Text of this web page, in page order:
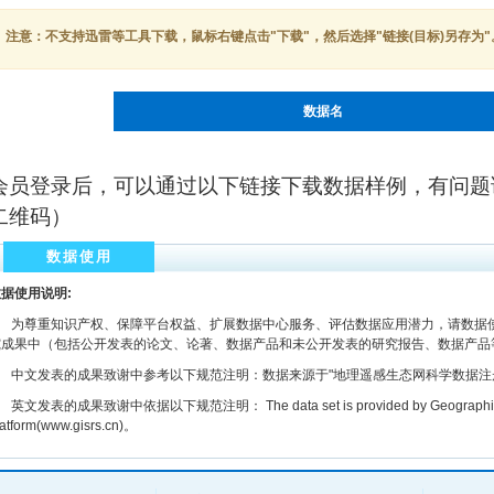
注意：不支持迅雷等工具下载，鼠标右键点击"下载"，然后选择"链接(目标)另存为"
数据名
员登录后，可以通过以下链接下载数据样例，有问
维码）
数据使用
使用说明:
尊重知识产权、保障平台权益、扩展数据中心服务、评估数据应用潜力，请数据
果中（包括公开发表的论文、论著、数据产品和未公开发表的研究报告、数据产
文发表的成果致谢中参考以下规范注明：数据来源于"地理遥感生态网科学数据
文发表的成果致谢中依据以下规范注明： The data set is provided by
。